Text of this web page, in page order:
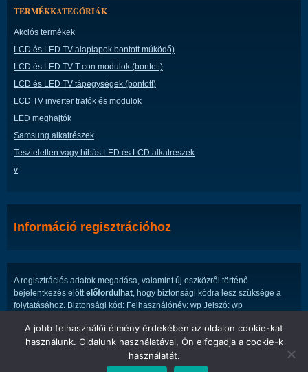
TERMÉKKATEGÓRIÁK
Akciós termékek
LCD és LED TV alaplapok bontott múködő)
LCD és LED TV T-con modulok (bontott)
LCD és LED TV tápegységek (bontott)
LCD TV inverter trafók és modulok
LED meghajtók
Samsung alkatrészek
Teszteletlen vagy hibás LED és LCD alkatrészek
v
Információ regisztrációhoz
A regisztrációs adatok megadása, valamint új eszközről történő
bejelentkezés előtt előfordulhat , hogy biztonsági kódra lesz szüksége a
folytatásához. Biztonsági kód: Felhasználónév: wp Jelszó: wp
LED ÉS LCD TV ALKATRÉSZEK WEBÁRUHÁZA.
A jobb felhasználói élmény érdekében az oldalon cookie-kat
használunk. Oldalunk használatával, Ön elfogadja a cookie-k
használatát.